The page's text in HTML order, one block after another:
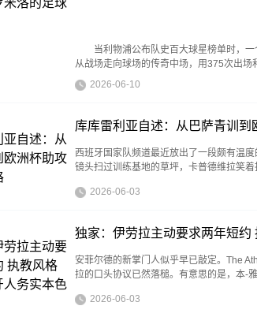
当利物浦公布队史百大球星榜单时，一
从战场走向球场的传奇中场，用375次出
2026-06-10
库库雷利亚自述：从巴萨青训到
西班牙国家队频道最近放出了一段颇有温
镜头扫过训练基地的草坪，卡普德维拉笑
2026-06-03
独家：伊劳拉主动要求两年短
安菲尔德的新掌门人似乎早已敲定。The
拉的口头协议已然落槌。有意思的是，本-
2026-06-03